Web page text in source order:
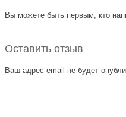
Вы можете быть первым, кто
Оставить отзыв
Ваш адрес email не будет